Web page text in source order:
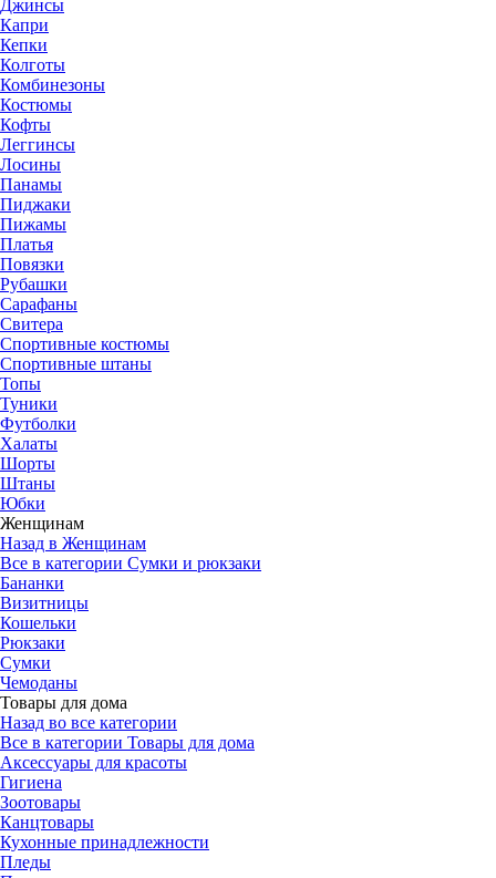
Джинсы
Капри
Кепки
Колготы
Комбинезоны
Костюмы
Кофты
Леггинсы
Лосины
Панамы
Пиджаки
Пижамы
Платья
Повязки
Рубашки
Сарафаны
Свитера
Спортивные костюмы
Спортивные штаны
Топы
Туники
Футболки
Халаты
Шорты
Штаны
Юбки
Женщинам
Назад в Женщинам
Все в категории Сумки и рюкзаки
Бананки
Визитницы
Кошельки
Рюкзаки
Сумки
Чемоданы
Товары для дома
Назад во все категории
Все в категории Товары для дома
Аксессуары для красоты
Гигиена
Зоотовары
Канцтовары
Кухонные принадлежности
Пледы